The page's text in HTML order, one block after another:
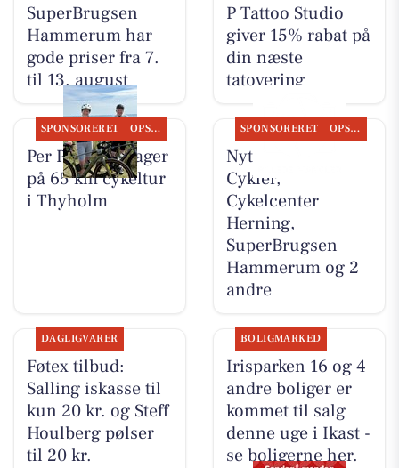
SuperBrugsen
Hammerum har
gode priser fra 7.
til 13. august
P Tattoo Studio
giver 15% rabat på
din næste
tatovering
SPONSORERET OPSLAGSTAVLEN
Per P. Cykler tager
på 65 km cykeltur
i Thyholm
SPONSORERET OPSLAGSTAVLEN
Nyt fra Per P.
Cykler,
Cykelcenter
Herning,
SuperBrugsen
Hammerum og 2
andre
DAGLIGVARER
Føtex tilbud:
Salling iskasse til
kun 20 kr. og Steff
Houlberg pølser
til 20 kr.
BOLIGMARKED
Irisparken 16 og 4
andre boliger er
kommet til salg
denne uge i Ikast -
se boligerne her.